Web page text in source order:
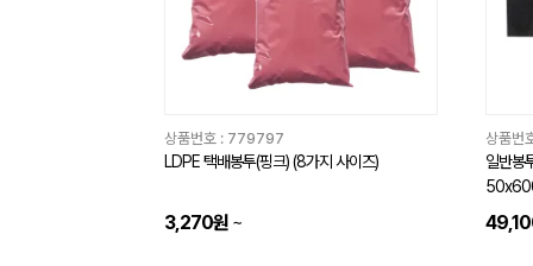
상품번호 : 779797
LDPE 택배봉투(핑크) (8가지 사이즈)
3,270원 ~
상품번
일반봉